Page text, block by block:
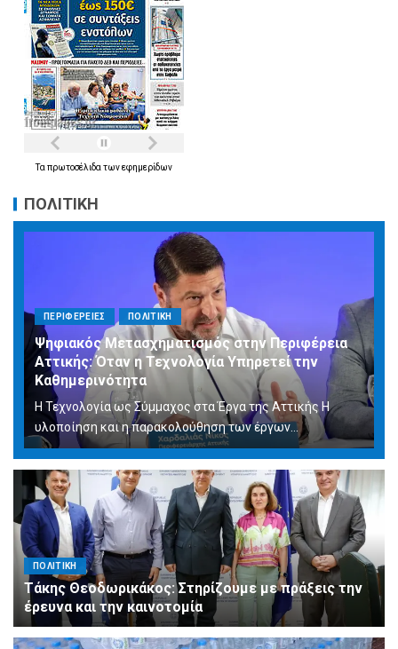
Τα πρωτοσέλιδα τωνεφημερίδων
ΠΟΛΙΤΙΚΗ
ΠΕΡΙΦΕΡΕΙΕΣ ΠΟΛΙΤΙΚΗ
Ψηφιακός Μετασχηματισμός στην Περιφέρεια
Αττικής: Όταν η Τεχνολογία Υπηρετεί την
Καθημερινότητα
Η Τεχνολογία ως Σύμμαχος στα Έργα της Αττικής Η
υλοποίηση και η παρακολούθηση των έργων...
ΠΟΛΙΤΙΚΗ
Τάκης Θεοδωρικάκος: Στηρίζουμε με πράξεις την
έρευνα και την καινοτομία